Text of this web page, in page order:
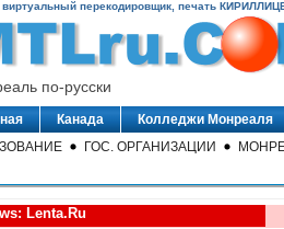
перекодировщик, печать
по-русски
Канада Колледжи Монреаля
ГОС. ОРГАНИЗАЦИИ
Lenta.Ru